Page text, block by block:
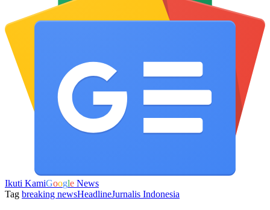
Ikuti KamiGoogle News
Tag breaking newsHeadlineJurnalis Indonesia